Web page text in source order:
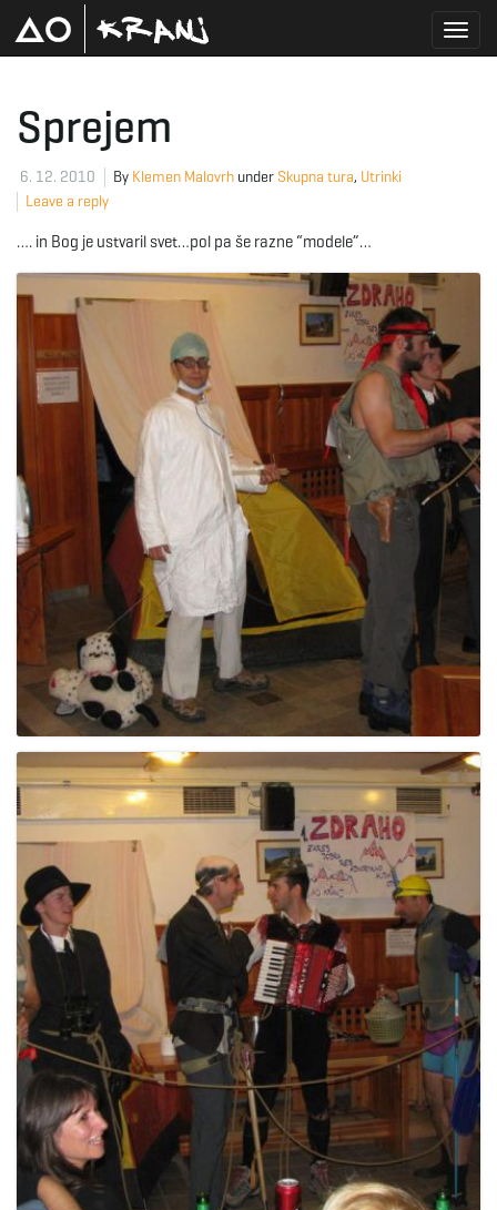
g
l
e
i
g
t
Sprejem
6. 12. 2010 By Klemen Malovrh under Skupna tura, Utrinki
Leave a reply
…. in Bog je ustvaril svet…pol pa še razne “modele”…